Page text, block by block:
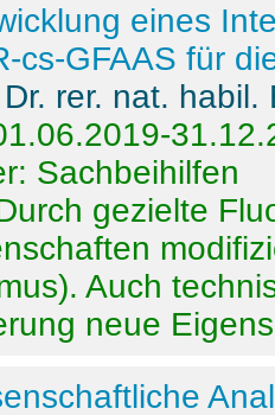
eines
cs-GFAAS für
rer. nat.
Sachbeihilfen
gezielte
Auch
neue